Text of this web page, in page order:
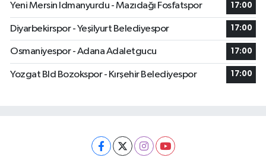
Yeni Mersin Idmanyurdu - Mazıdağı Fosfatspor 17:00
Diyarbekirspor - Yeşilyurt Belediyespor 17:00
Osmaniyespor - Adana Adaletgucu 17:00
Yozgat Bld Bozokspor - Kırşehir Belediyespor 17:00